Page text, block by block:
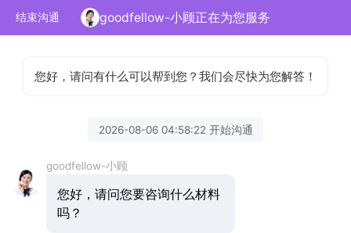
结束沟通 goodfellow-小顾正在为您服务
您好，请问有什么可以帮到您？我们会尽快为您解答！
2026-08-06 04:58:22 开始沟通
goodfellow-小顾
您好，请问您要咨询什么材料
吗？